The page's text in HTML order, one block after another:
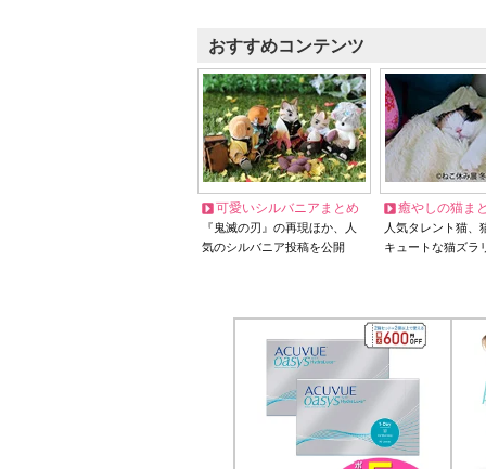
おすすめコンテンツ
可愛いシルバニアまとめ
『鬼滅の刃』の再現ほか、人
気のシルバニア投稿を公開
癒やしの猫ま
人気タレント猫
キュートな猫ズラ